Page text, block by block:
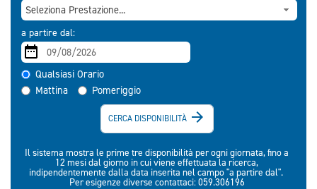
a partire dal:
Qualsiasi Orario
Mattina
Pomeriggio
CERCA DISPONIBILITÀ 
Il sistema mostra le prime tre disponibilità per ogni giornata, fino a
12 mesi dal giorno in cui viene effettuata la ricerca,
indipendentemente dalla data inserita nel campo "a partire dal".
Per esigenze diverse contattaci: 059.306196